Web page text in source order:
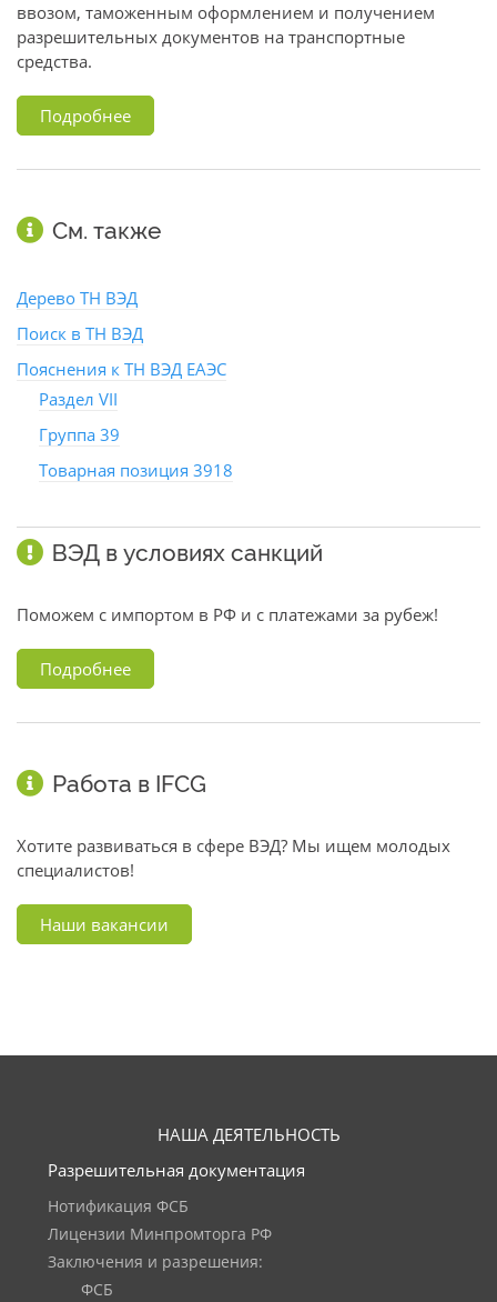
ввозом, таможенным оформлением и получением
разрешительных документов на транспортные
средства.
Подробнее
См. также
Дерево ТН ВЭД
Поиск в ТН ВЭД
Пояснения к ТН ВЭД ЕАЭС
Раздел VII
Группа 39
Товарная позиция 3918
ВЭД в условиях санкций
Поможем с импортом в РФ и с платежами за рубеж!
Подробнее
Работа в IFCG
Хотите развиваться в сфере ВЭД? Мы ищем молодых
специалистов!
Наши вакансии
НАША ДЕЯТЕЛЬНОСТЬ
Разрешительная документация
Нотификация ФСБ
Лицензии Минпромторга РФ
Заключения и разрешения:
ФСБ